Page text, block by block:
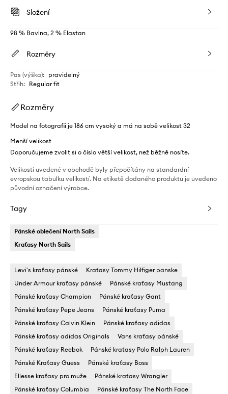
Složení
98 % Bavlna, 2 % Elastan
Rozměry
Pas (výška): pravidelný
Střih: Regular fit
Rozměry
Model na fotografii je 186 cm vysoký a má na sobě velikost 32
Menší velikost
Doporučujeme zvolit si o číslo větší velikost, než běžně nosíte.
Velikosti uvedené v obchodě byly přepočítány na standardní
evropskou tabulku velikostí. Na etiketě dodaného produktu je uvedeno
původní označení výrobce.
Tagy
Pánské oblečení North Sails
Kraťasy North Sails
Levi's kraťasy pánské
Kraťasy Tommy Hilfiger panske
Under Armour kraťasy pánské
Pánské kraťasy Mustang
Pánské kraťasy Champion
Pánské kraťasy Gant
Pánské kraťasy Pepe Jeans
Pánské kraťasy Puma
Pánské kraťasy Calvin Klein
Pánské kraťasy adidas
Pánské kraťasy adidas Originals
Vans kraťasy pánské
Pánské kraťasy Reebok
Pánské kraťasy Polo Ralph Lauren
Pánské Kraťasy Guess
Pánské kraťasy Boss
Ellesse kraťasy pro muže
Pánské kraťasy Wrangler
Pánské kraťasy Columbia
Pánské kraťasy The North Face